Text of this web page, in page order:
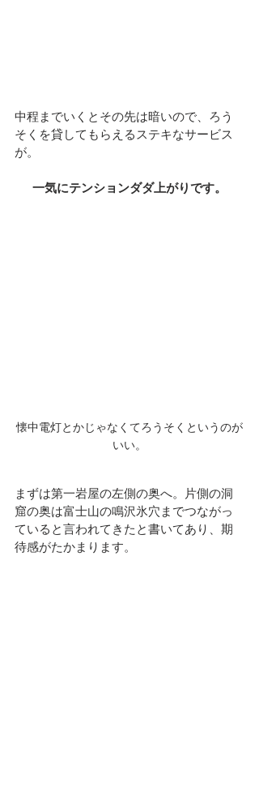
中程までいくとその先は暗いので、ろう
そくを貸してもらえるステキなサービス
が。
一気にテンションダダ上がりです。
懐中電灯とかじゃなくてろうそくというのが
いい。
まずは第一岩屋の左側の奥へ。片側の洞
窟の奥は富士山の鳴沢氷穴までつながっ
ていると言われてきたと書いてあり、期
待感がたかまります。